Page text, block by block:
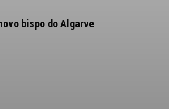
bispo do Algarve